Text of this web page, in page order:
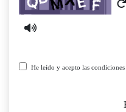
He leído y acepto las